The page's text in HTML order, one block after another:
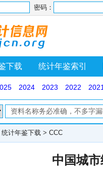
密码：
下载 统计年鉴索引
2024 2023 2022 2021
统计年鉴下载 > CCC
中国城